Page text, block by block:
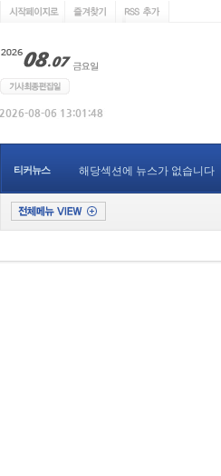
티커뉴스 해당섹션에 뉴스가 없습니다